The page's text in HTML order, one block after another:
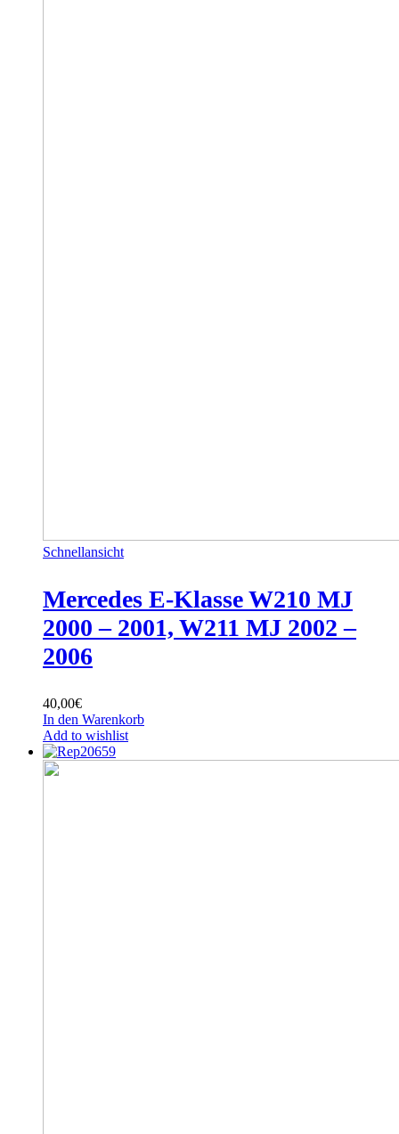
Schnellansicht
Mercedes E-Klasse W210 MJ
2000 – 2001, W211 MJ 2002 –
2006
40,00€
In den Warenkorb
Add to wishlist